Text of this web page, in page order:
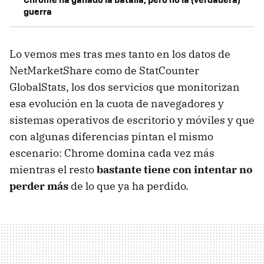
guerra
Lo vemos mes tras mes tanto en los datos de
NetMarketShare como de StatCounter
GlobalStats, los dos servicios que monitorizan
esa evolución en la cuota de navegadores y
sistemas operativos de escritorio y móviles y que
con algunas diferencias pintan el mismo
escenario: Chrome domina cada vez más
mientras el restobastante tiene con intentar no
perder más de lo que ya ha perdido.